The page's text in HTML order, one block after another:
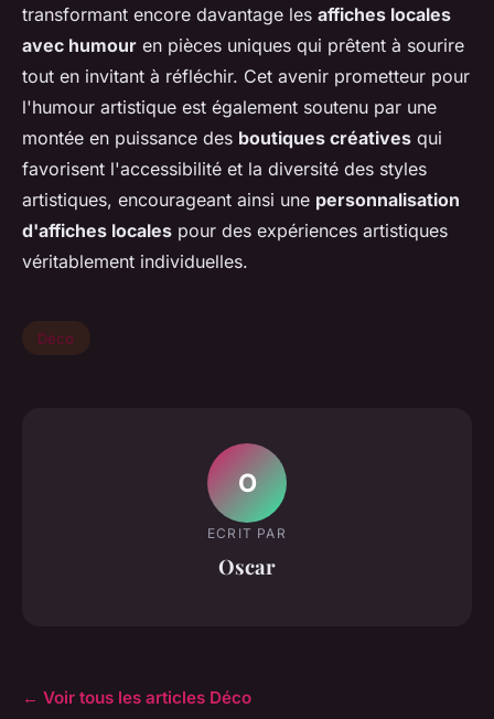
transformant encore davantage les affiches locales
avec humour en pièces uniques qui prêtent à sourire
tout en invitant à réfléchir. Cet avenir prometteur pour
l'humour artistique est également soutenu par une
montée en puissance des boutiques créatives qui
favorisent l'accessibilité et la diversité des styles
artistiques, encourageant ainsi une personnalisation
d'affiches locales pour des expériences artistiques
véritablement individuelles.
Déco
O
ECRIT PAR
Oscar
← Voir tous les articles Déco